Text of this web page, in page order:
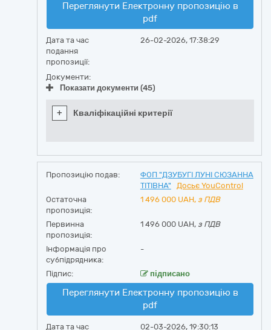
Переглянути Електронну пропозицію в
pdf
Дата та час
подання
пропозиції:
26-02-2026, 17:38:29
Документи:
Показати документи (45)
+ Кваліфікаційні критерії
Пропозицію подав:
ФОП "ДЗУБУГІ ЛУНІ СЮЗАННА
ТІТІВНА"
Досьє YouControl
Остаточна
пропозиція:
1 496 000 UAH, з ПДВ
Первинна
пропозиція:
1 496 000 UAH, з ПДВ
Інформація про
субпідрядника:
-
Підпис: підписано
Переглянути Електронну пропозицію в
pdf
Дата та час 02-03-2026, 19:30:13